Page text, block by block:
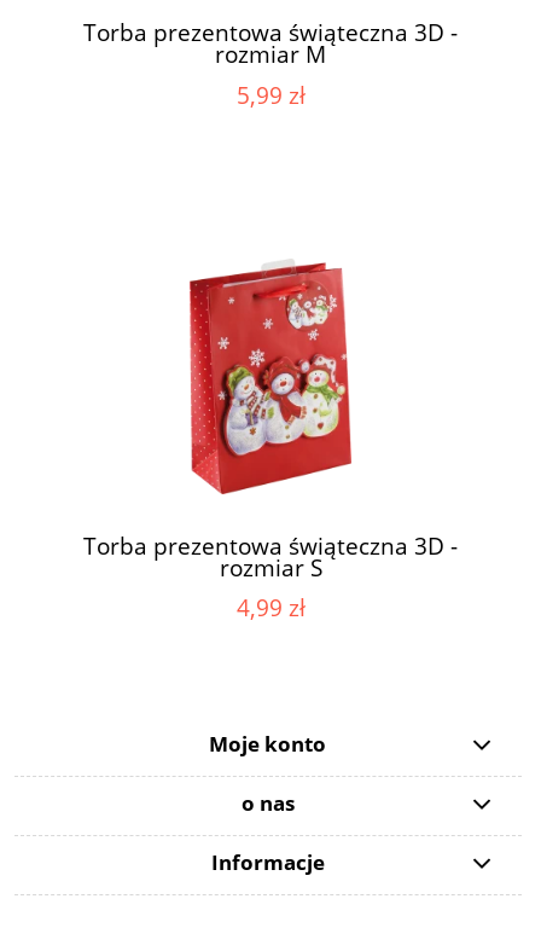
Torba prezentowa świąteczna 3D -
rozmiar M
5,99 zł
Torba prezentowa świąteczna 3D -
rozmiar S
4,99 zł
Moje konto
o nas
Informacje